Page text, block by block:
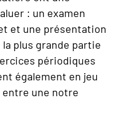
: un examen
et une présentation
plus grande partie
périodiques
également en jeu
une notre